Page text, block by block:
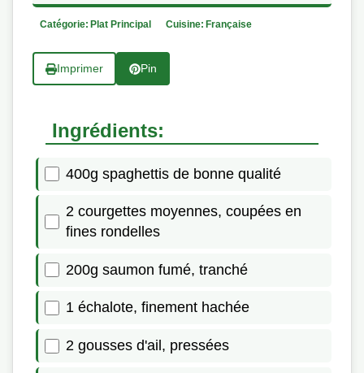
Catégorie: Plat Principal Cuisine: Française
Imprimer Pin
Ingrédients:
400g spaghettis de bonne qualité
2 courgettes moyennes, coupées en
fines rondelles
200g saumon fumé, tranché
1 échalote, finement hachée
2 gousses d'ail, pressées